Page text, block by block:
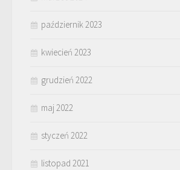
październik 2023
kwiecień 2023
grudzień 2022
maj 2022
styczeń 2022
listopad 2021